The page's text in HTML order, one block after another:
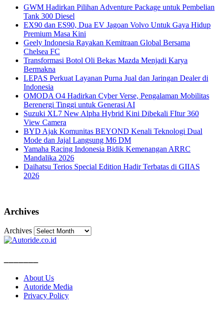
GWM Hadirkan Pilihan Adventure Package untuk Pembelian
Tank 300 Diesel
EX90 dan ES90, Dua EV Jagoan Volvo Untuk Gaya Hidup
Premium Masa Kini
Geely Indonesia Rayakan Kemitraan Global Bersama
Chelsea FC
Transformasi Botol Oli Bekas Mazda Menjadi Karya
Bermakna
LEPAS Perkuat Layanan Purna Jual dan Jaringan Dealer di
Indonesia
OMODA O4 Hadirkan Cyber Verse, Pengalaman Mobilitas
Berenergi Tinggi untuk Generasi AI
Suzuki XL7 New Alpha Hybrid Kini Dibekali FItur 360
View Camera
BYD Ajak Komunitas BEYOND Kenali Teknologi Dual
Mode dan Jajal Langsung M6 DM
Yamaha Racing Indonesia Bidik Kemenangan ARRC
Mandalika 2026
Daihatsu Terios Special Edition Hadir Terbatas di GIIAS
2026
Archives
Archives
About Us
Autoride Media
Privacy Policy